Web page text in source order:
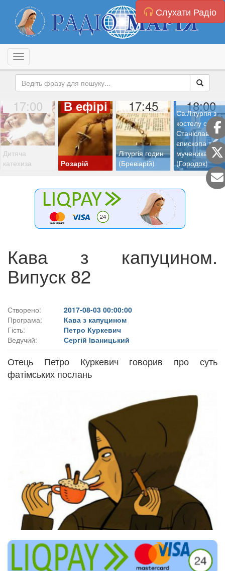
Слухати Радіо
Toggle navigation
17:00
Дитяча
катехиза
В ефірі
Розарій
17:45
Літургія годин
(Бревіарій)
18:00
Св.Літургія з
костелу св.
Станіслава
єпископа та
мученика
(Городок)
Кава з капуцином.
Випуск 82
Створено:
2017-08-03 00:00:00
Програма:
Кава з капуцином
Гість:
Петро Куркевич
Ведучий:
Сергій Іваницький
Отець Петро Куркевич говорив про суть
фатімських послань